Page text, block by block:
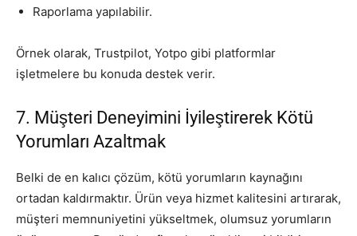
Raporlama yapılabilir.
Örnek olarak, Trustpilot, Yotpo gibi platformlar
işletmelere bu konuda destek verir.
7. Müşteri Deneyimini İyileştirerek Kötü
Yorumları Azaltmak
Belki de en kalıcı çözüm, kötü yorumların kaynağını
ortadan kaldırmaktır. Ürün veya hizmet kalitesini artırarak,
müşteri memnuniyetini yükseltmek, olumsuz yorumların